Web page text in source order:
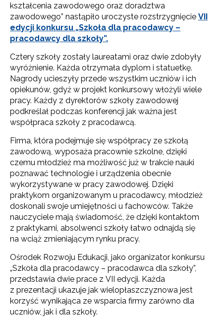
kształcenia zawodowego oraz doradztwa
zawodowego” nastąpiło uroczyste rozstrzygnięcie VII
edycji konkursu „Szkoła dla pracodawcy –
pracodawcy dla szkoły”.
Cztery szkoły zostały laureatami oraz dwie zdobyły
wyróżnienie. Każda otrzymała dyplom i statuetkę.
Nagrody ucieszyły przede wszystkim uczniów i ich
opiekunów, gdyż w projekt konkursowy włożyli wiele
pracy. Każdy z dyrektorów szkoły zawodowej
podkreślał podczas konferencji jak ważna jest
współpraca szkoły z pracodawcą.
Firma, która podejmuje się współpracy ze szkołą
zawodową, wyposaża pracownie szkolne, dzięki
czemu młodzież ma możliwość już w trakcie nauki
poznawać technologie i urządzenia obecnie
wykorzystywane w pracy zawodowej. Dzięki
praktykom organizowanym u pracodawcy, młodzież
doskonali swoje umiejętności u fachowców. Także
nauczyciele mają świadomość, że dzięki kontaktom
z praktykami, absolwenci szkoły łatwo odnajdą się
na wciąż zmieniającym rynku pracy.
Ośrodek Rozwoju Edukacji, jako organizator konkursu
„Szkoła dla pracodawcy – pracodawca dla szkoły”,
przedstawia dwie prace z VII edycji. Każda
z prezentacji ukazuje jak wielopłaszczyznowa jest
korzyść wynikająca ze wsparcia firmy zarówno dla
uczniów, jak i dla szkoły.